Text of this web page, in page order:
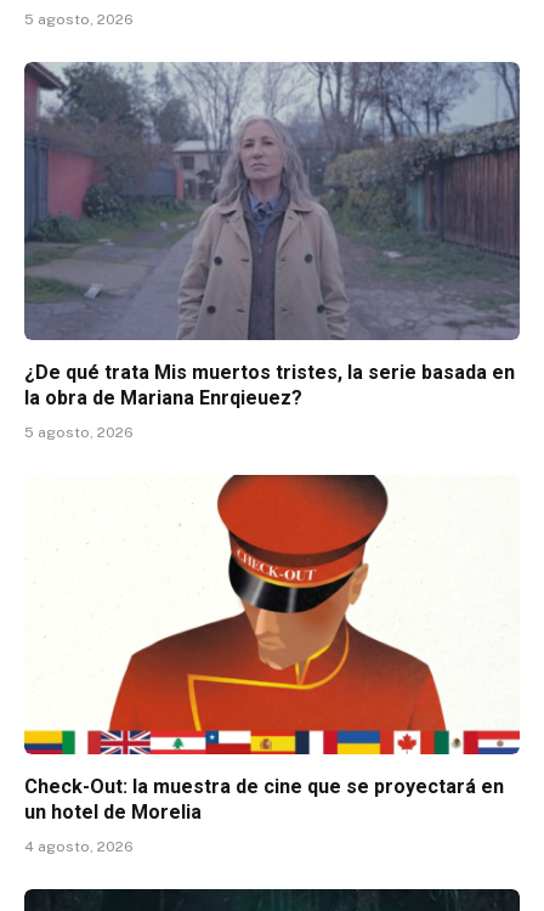
5 agosto, 2026
¿De qué trata Mis muertos tristes, la serie basada en
la obra de Mariana Enrqieuez?
5 agosto, 2026
Check-Out: la muestra de cine que se proyectará en
un hotel de Morelia
4 agosto, 2026